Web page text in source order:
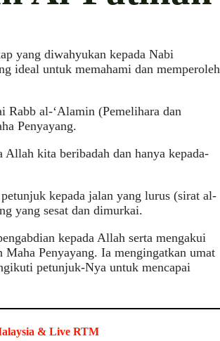
yang diwahyukan kepada Nabi
ideal untuk memahami dan memperoleh
Rabb al-‘Alamin (Pemelihara dan
Penyayang.
kita beribadah dan hanya kepada-
kepada jalan yang lurus (sirat al-
yang sesat dan dimurkai.
kepada Allah serta mengakui
Maha Penyayang. Ia mengingatkan umat
petunjuk-Nya untuk mencapai
& Live RTM